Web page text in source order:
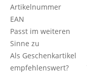
Artikelnummer
EAN
Passt im weiteren
Sinne zu
Als Geschenkartikel
empfehlenswert?